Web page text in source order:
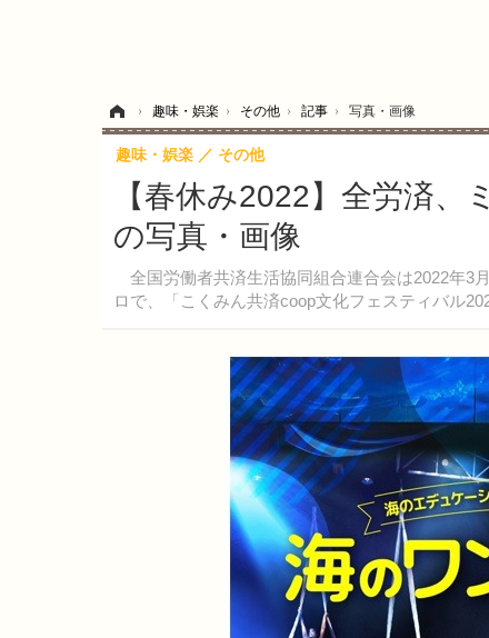
› 趣味・娯楽 › その他 › 記事 › 写真・画像
【春休み2022】全労済、
の写真・画像
全国労働者共済生活協同組合連合会は2022年3
ロで、「こくみん共済coop文化フェスティバル
趣味・娯楽 その他